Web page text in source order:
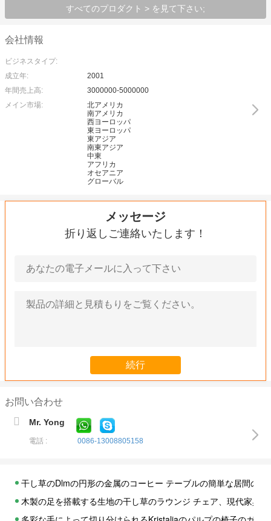
すべてのプロダクト > を見て下さい;
会社情報
ビジネスタイプ:
成立年:
2001
年間売上高:
3000000-5000000
メイン市場:
北アメリカ
南アメリカ
西ヨーロッパ
東ヨーロッパ
東アジア
南東アジア
中東
アフリカ
オセアニア
グローバル
メッセージ
折り返しご連絡いたします！
お問い合わせ
Mr. Yong
電話 : 0086-13008805158
干し草のDlmの円形の金属のコーヒー テーブルの簡単な居間の家
木製の足を搭載する生地の干し草のラウンジ チェア、現代家具